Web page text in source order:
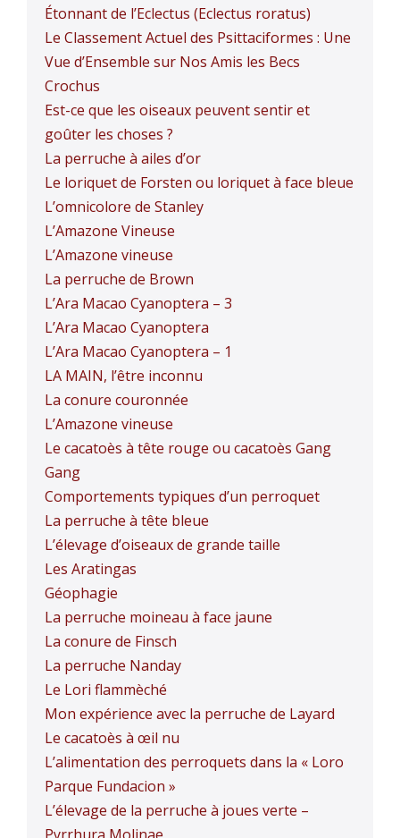
Étonnant de l’Eclectus (Eclectus roratus)
Le Classement Actuel des Psittaciformes : Une
Vue d’Ensemble sur Nos Amis les Becs
Crochus
Est-ce que les oiseaux peuvent sentir et
goûter les choses ?
La perruche à ailes d’or
Le loriquet de Forsten ou loriquet à face bleue
L’omnicolore de Stanley
L’Amazone Vineuse
L’Amazone vineuse
La perruche de Brown
L’Ara Macao Cyanoptera – 3
L’Ara Macao Cyanoptera
L’Ara Macao Cyanoptera – 1
LA MAIN, l’être inconnu
La conure couronnée
L’Amazone vineuse
Le cacatoès à tête rouge ou cacatoès Gang
Gang
Comportements typiques d’un perroquet
La perruche à tête bleue
L’élevage d’oiseaux de grande taille
Les Aratingas
Géophagie
La perruche moineau à face jaune
La conure de Finsch
La perruche Nanday
Le Lori flammèché
Mon expérience avec la perruche de Layard
Le cacatoès à œil nu
L’alimentation des perroquets dans la « Loro
Parque Fundacion »
L’élevage de la perruche à joues verte –
Pyrrhura Molinae